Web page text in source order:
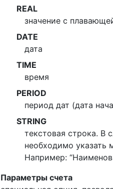
REAL
значение с
DATE
дата
TIME
время
PERIOD
период дат (дата
STRING
текстовая строка. В
необходимо указать
Например:
Параметры счета